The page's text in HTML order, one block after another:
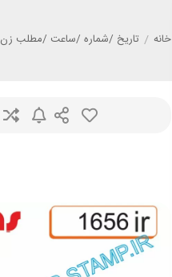
خانه / تاريخ /شماره /ساعت /مطلب زن